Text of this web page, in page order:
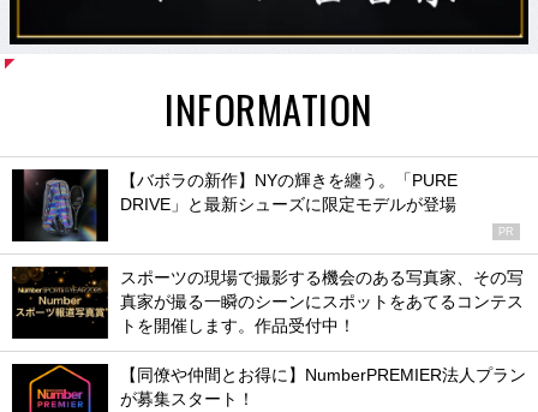
INFORMATION
【バボラの新作】NYの輝きを纏う。「PURE
DRIVE」と最新シューズに限定モデルが登場
PR
スポーツの現場で撮影する機会のある写真家、その写
真家が撮る一瞬のシーンにスポットをあてるコンテス
トを開催します。作品受付中！
【同僚や仲間とお得に】NumberPREMIER法人プラン
が募集スタート！